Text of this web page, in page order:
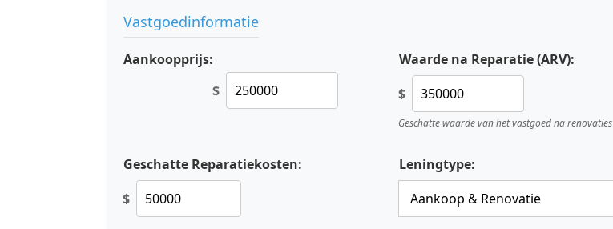
Vastgoedinformatie
Aankoopprijs:
$
Waarde na Reparatie (ARV):
$
Geschatte waarde van het vastgoed na renovaties
Geschatte Reparatiekosten:
$
Leningtype: